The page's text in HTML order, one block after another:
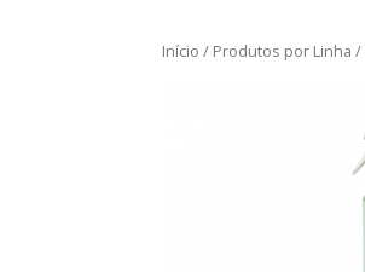
Início / Produtos por Linha /